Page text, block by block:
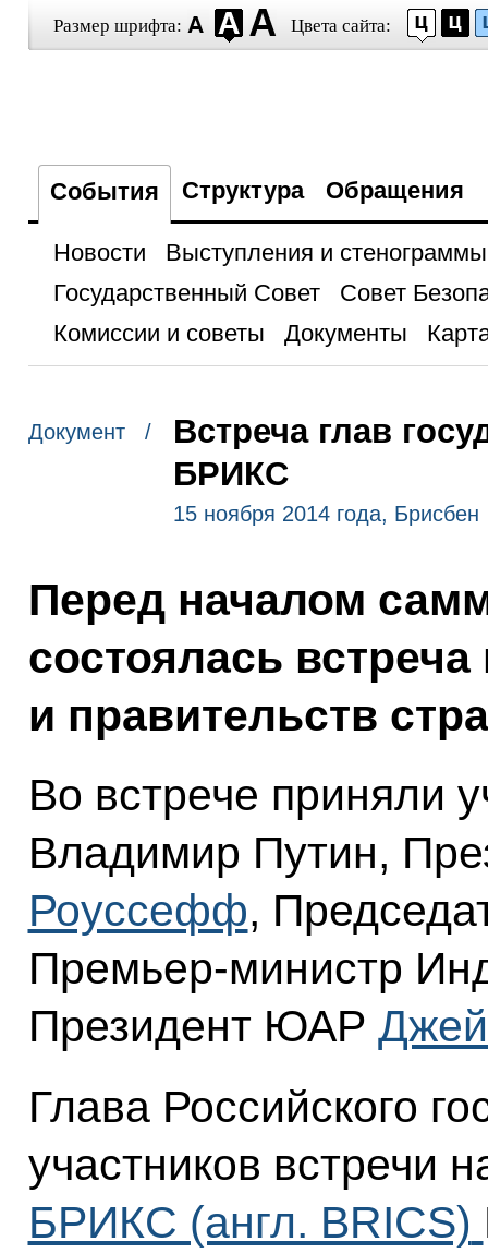
Размер шрифта: Цвета сайта:
События Структура Обращения
Новости
Выступления и стенограммы
Государственный Совет
Совет
Комиссии и советы
Документы
Документ /
Встреча глав
БРИКС
15 ноября 2014 года, Брисбен
Перед началом
состоялась встреча
и правительств
Во встрече приняли
Владимир Путин,
Роуссефф,
Премьер-министр
Президент ЮАР
Глава Российского
участников встречи
БРИКС (англ. BRICS)